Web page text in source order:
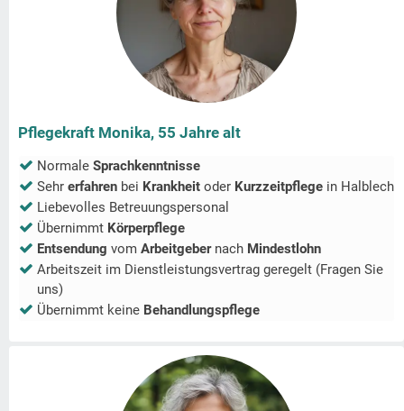
Pflegekraft Monika, 55 Jahre alt
Normale Sprachkenntnisse
Sehr erfahren bei Krankheit oder Kurzzeitpflege in Halblech
Liebevolles Betreuungspersonal
Übernimmt Körperpflege
Entsendung vom Arbeitgeber nach Mindestlohn
Arbeitszeit im Dienstleistungsvertrag geregelt (Fragen Sie
uns)
Übernimmt keine Behandlungspflege